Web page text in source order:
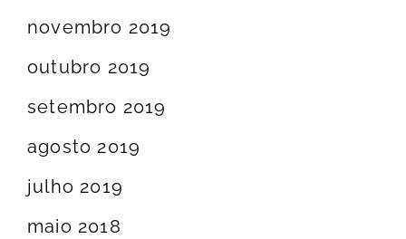
novembro 2019
outubro 2019
setembro 2019
agosto 2019
julho 2019
maio 2018